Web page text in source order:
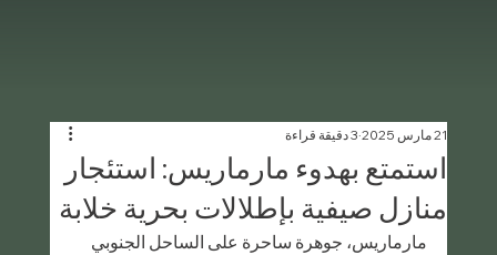
استمتع بهدوء مارماريس: استئجار
منازل صيفية بإطلالات بحرية خلابة
21 مارس 2025 3 دقيقة قراءة
مارماريس، جوهرة ساحرة على الساحل الجنوبي